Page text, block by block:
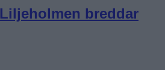
breddar